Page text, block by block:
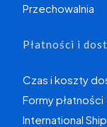
Przechowalnia
Płatności i
Czas i koszty
Formy płatności
International